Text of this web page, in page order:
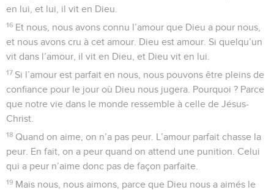
en lui, et lui, il vit en Dieu.
16 Et nous, nous avons connu l’amour que Dieu a pour nous,
et nous avons cru à cet amour. Dieu est amour. Si quelqu’un
vit dans l’amour, il vit en Dieu, et Dieu vit en lui.
17 Si l’amour est parfait en nous, nous pouvons être pleins de
confiance pour le jour où Dieu nous jugera. Pourquoi ? Parce
que notre vie dans le monde ressemble à celle de Jésus-
Christ.
18 Quand on aime, on n’a pas peur. L’amour parfait chasse la
peur. En fait, on a peur quand on attend une punition. Celui
qui a peur n’aime donc pas de façon parfaite.
19 Mais nous, nous aimons, parce que Dieu nous a aimés le